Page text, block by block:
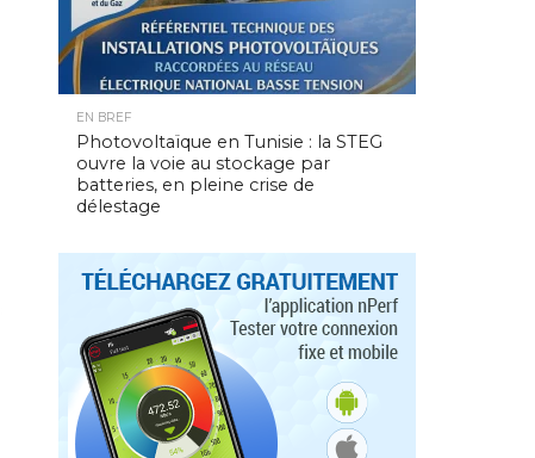
EN BREF
Photovoltaïque en Tunisie : la STEG
ouvre la voie au stockage par
batteries, en pleine crise de
délestage